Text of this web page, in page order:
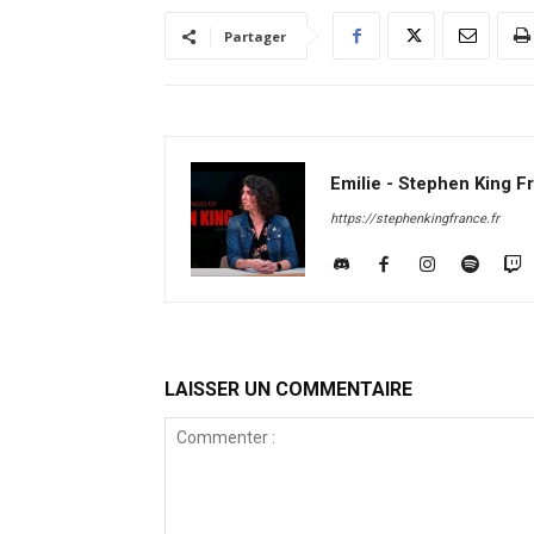
Partager
Emilie - Stephen King
https://stephenkingfrance.fr
LAISSER UN COMMENTAIRE